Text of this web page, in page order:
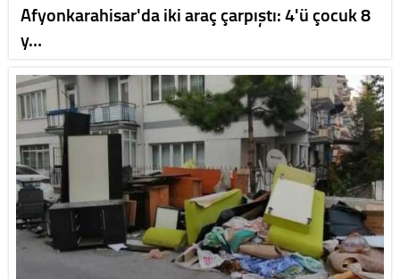
Afyonkarahisar'da iki araç çarpıştı: 4'ü çocuk 8
y…